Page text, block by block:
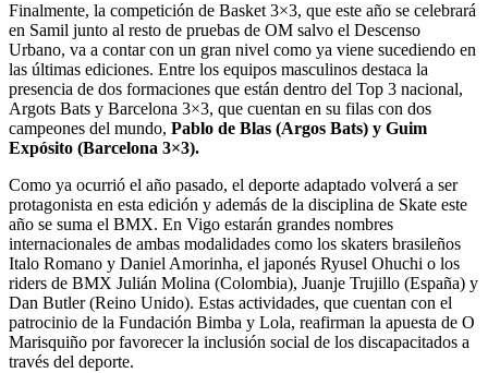
Finalmente, la competición de Basket 3×3, que este año se celebrará
en Samil junto al resto de pruebas de OM salvo el Descenso
Urbano, va a contar con un gran nivel como ya viene sucediendo en
las últimas ediciones. Entre los equipos masculinos destaca la
presencia de dos formaciones que están dentro del Top 3 nacional,
Argots Bats y Barcelona 3×3, que cuentan en su filas con dos
campeones del mundo, Pablo de Blas (Argos Bats) y Guim
Expósito (Barcelona 3×3).
Como ya ocurrió el año pasado, el deporte adaptado volverá a ser
protagonista en esta edición y además de la disciplina de Skate este
año se suma el BMX. En Vigo estarán grandes nombres
internacionales de ambas modalidades como los skaters brasileños
Italo Romano y Daniel Amorinha, el japonés Ryusel Ohuchi o los
riders de BMX Julián Molina (Colombia), Juanje Trujillo (España) y
Dan Butler (Reino Unido). Estas actividades, que cuentan con el
patrocinio de la Fundación Bimba y Lola, reafirman la apuesta de O
Marisquiño por favorecer la inclusión social de los discapacitados a
través del deporte.